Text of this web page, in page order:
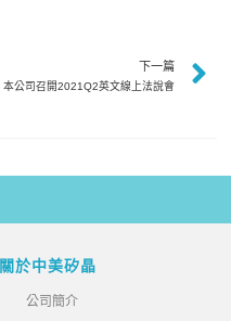
下一篇
本公司召開2021Q2英文線上法說會
關於中美矽晶
公司簡介